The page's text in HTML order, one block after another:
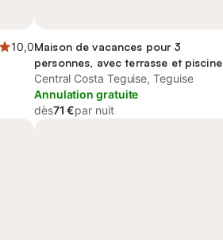
10,0Maison de vacances pour 3
personnes, avec terrasse et piscine
Central Costa Teguise, Teguise
Annulation gratuite
dès71 €par nuit